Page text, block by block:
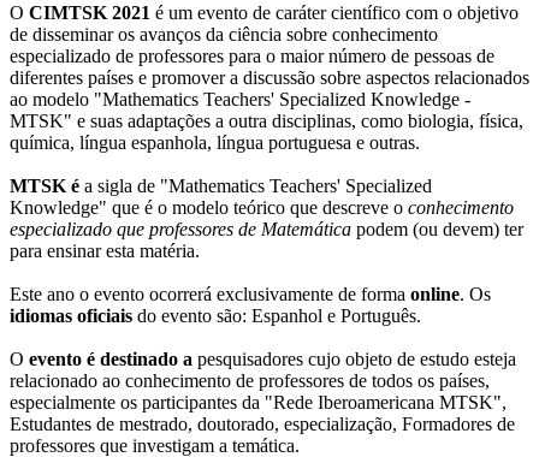
O CIMTSK 2021 é um evento de caráter científico com o objetivo
de disseminar os avanços da ciência sobre conhecimento
especializado de professores para o maior número de pessoas de
diferentes países e promover a discussão sobre aspectos relacionados
ao modelo "Mathematics Teachers' Specialized Knowledge -
MTSK" e suas adaptações a outra disciplinas, como biologia, física,
química, língua espanhola, língua portuguesa e outras.
MTSK é a sigla de "Mathematics Teachers' Specialized
Knowledge" que é o modelo teórico que descreve o conhecimento
especializado que professores de Matemática podem (ou devem) ter
para ensinar esta matéria.
Este ano o evento ocorrerá exclusivamente de forma online. Os
idiomas oficiais do evento são: Espanhol e Português.
O evento é destinado a pesquisadores cujo objeto de estudo esteja
relacionado ao conhecimento de professores de todos os países,
especialmente os participantes da "Rede Iberoamericana MTSK",
Estudantes de mestrado, doutorado, especialização, Formadores de
professores que investigam a temática.